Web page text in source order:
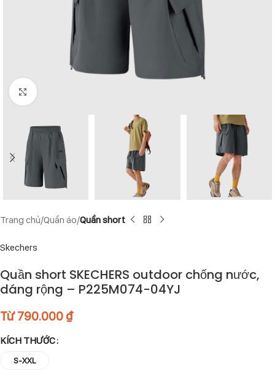
Click to enlarge
Trang chủ Quần áo Quần short
Skechers
Quần short SKECHERS outdoor chống nước,
dáng rộng – P225M074-04YJ
Từ790.000 ₫
KÍCH THƯỚC
S-XXL